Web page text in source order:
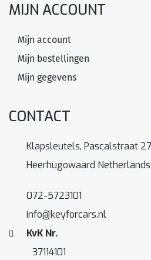
MIJN ACCOUNT
Mijn account
Mijn bestellingen
Mijn gegevens
CONTACT
Klapsleutels, Pascalstraat 27
Heerhugowaard Netherlands
072-5723101
info@keyforcars.nl
KvK Nr.
37114101